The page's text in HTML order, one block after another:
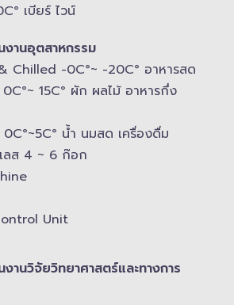
เบียร์ ไวน์
านอุตสาหกรรม
Chilled -​0C°~ -​20C° อาหารสด
15C° ผัก ผลไม้ อาหารกึ่ง
น้ำ นมสด เครื่องดื่ม
ลส​ 4 ~ 6 ก๊อก
Unit
านวิจัยวิทยาศาสตร์และทางการ